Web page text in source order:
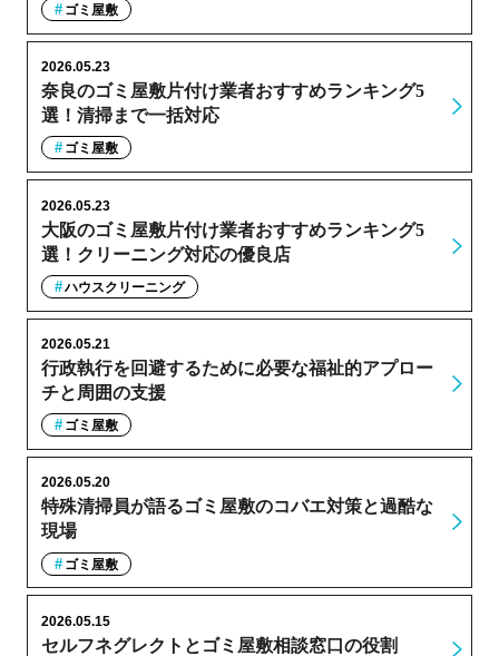
ゴミ屋敷
奈良のゴミ屋敷片付け業者おすすめランキング5
選！清掃まで一括対応
2026.05.23
ゴミ屋敷
大阪のゴミ屋敷片付け業者おすすめランキング5
選！クリーニング対応の優良店
2026.05.23
ハウスクリーニング
行政執行を回避するために必要な福祉的アプロー
チと周囲の支援
2026.05.21
ゴミ屋敷
特殊清掃員が語るゴミ屋敷のコバエ対策と過酷な
現場
2026.05.20
ゴミ屋敷
セルフネグレクトとゴミ屋敷相談窓口の役割
2026.05.15